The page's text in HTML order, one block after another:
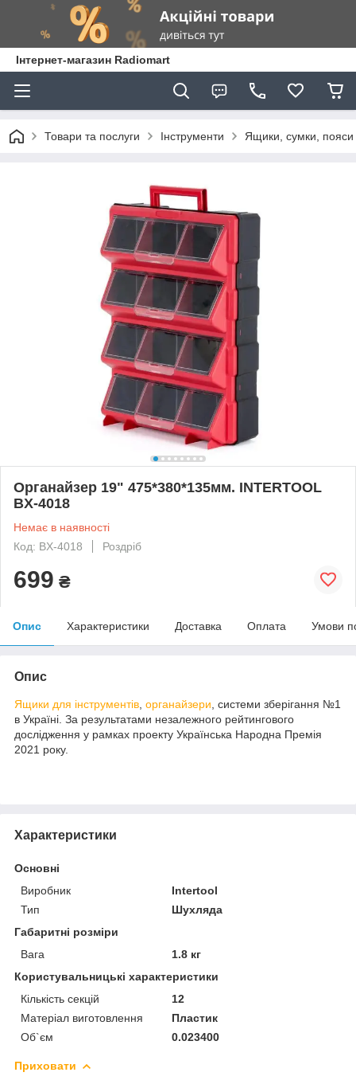
Інтернет-магазин Radiomart
Товари та послуги Інструменти Ящики, сумки, пояси
Органайзер 19" 475*380*135мм. INTERTOOL
BX-4018
Немає в наявності
Код: BX-4018
Роздріб
699 ₴
Опис Характеристики Доставка Оплата Умови
Опис
Ящики для інструментів органайзери , системи зберігання №1
в Україні. За результатами незалежного рейтингового
дослідження у рамках проекту Українська Народна Премія
2021 року.
Характеристики
Основні
Виробник
Intertool
Тип
Шухляда
Габаритні розміри
Вага
1.8 кг
Користувальницькі характеристики
Кількість секцій
12
Матеріал виготовлення
Пластик
Об`єм
0.023400
Приховати